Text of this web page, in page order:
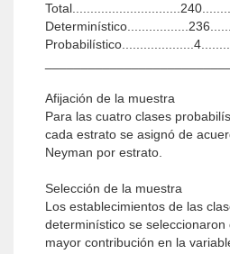
Afijación de la muestra
Para las cuatro clases
cada estrato se asignó de
Neyman por estrato.
Selección de la muestra
Los establecimientos de las
determinístico se seleccionaron
mayor contribución en la